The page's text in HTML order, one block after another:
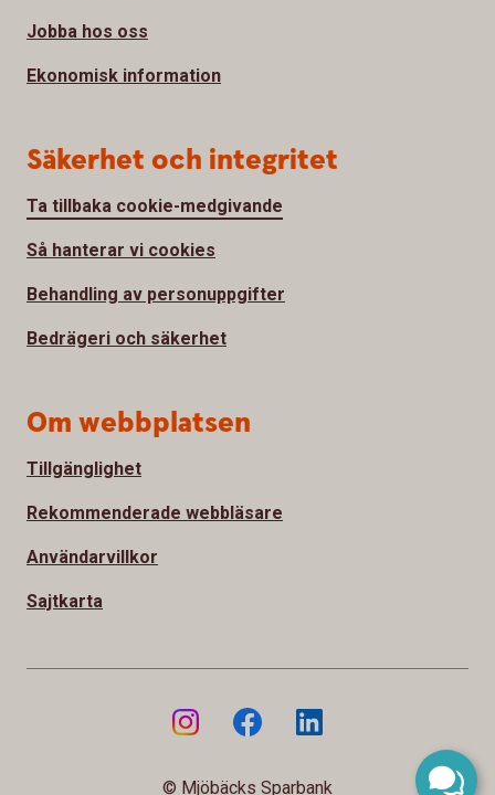
Jobba hos oss
Ekonomisk information
Säkerhet och integritet
Ta tillbaka cookie-medgivande
Så hanterar vi cookies
Behandling av personuppgifter
Bedrägeri och säkerhet
Om webbplatsen
Tillgänglighet
Rekommenderade webbläsare
Användarvillkor
Sajtkarta
© Mjöbäcks Sparbank